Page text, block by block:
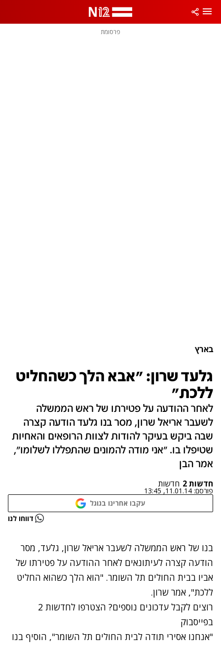
פרסומת
בארץ
גלעד שרון: "אבא הלך כשהחליט
ללכת"
לאחר ההודעה על פטירתו של ראש הממשלה
לשעבר אריאל שרון, מסר בנו גלעד הודעה קצרה
שבה ביקש בעיקר להודות לצוות הרופאים והאחיות
שטיפלו בו. "אני מודה להמונים שהתפללו לשלומו",
אמר הבן
חדשות 2 חדשות
פורסם: 11.01.14, 13:45
עקבו אחרינו בגוגל
נתקלנו בבעיה דווחו לנו
בנו של ראש הממשלה לשעבר אריאל שרון, גלעד, מסר
הודעה קצרה לעיתונאים לאחר ההודעה על פטירתו של
אביו בבית החולים תל השומר. "הוא הלך כשהוא החליט
ללכת", אמר שרון.
רוצים לקבל עדכונים נוספים? הצטרפו לחדשות 2
בפייסבוק
"אנחנו אסירי תודה לבית החולים תל השומר", הוסיף בנו